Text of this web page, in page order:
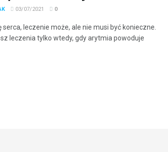
03/07/2021 0
leczenie może, ale nie musi być konieczne.
leczenia tylko wtedy, gdy arytmia powoduje